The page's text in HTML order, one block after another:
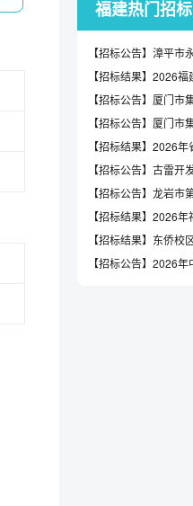
福建热门招标